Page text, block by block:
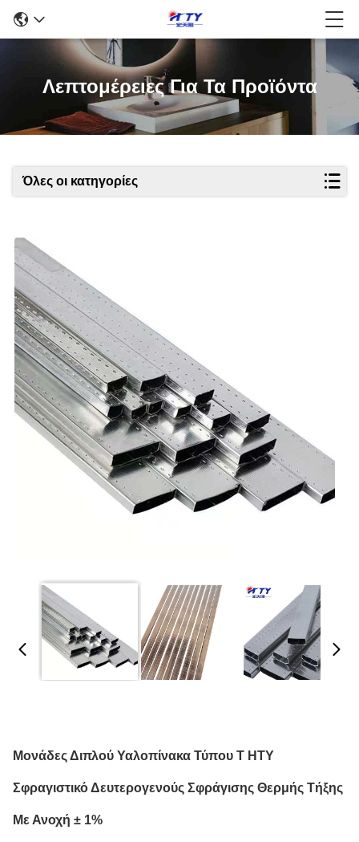
Λεπτομέρειες Για Τα Προϊόντα
Όλες οι κατηγορίες
Μονάδες Διπλού Υαλοπίνακα Τύπου T HTY
Σφραγιστικό Δευτερογενούς Σφράγισης Θερμής Τήξης
Με Ανοχή ± 1%